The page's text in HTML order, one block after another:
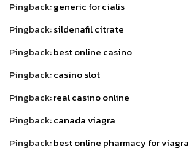
Pingback:generic for cialis
Pingback:sildenafil citrate
Pingback:best online casino
Pingback:casino slot
Pingback:real casino online
Pingback:canada viagra
Pingback:best online pharmacy for viagra